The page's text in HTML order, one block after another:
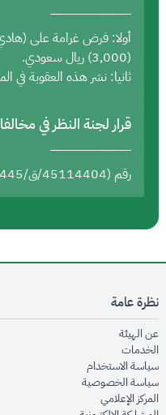
أولا: فرض غرامة على
(3,000) ريال سعودي.
ثانيا: نشر هذه العقوبة في
قرار لجنة النظر في
رقم (45114404/ق/1445هـ) وتاريخ (20/05/1445هـ)
نظرة عامة
عن الهيئةopens in new window
الخدماتopens in new window
سياسة الاستخدام
سياسة الخصوصيةin new window
المركز الإعلاميin new window